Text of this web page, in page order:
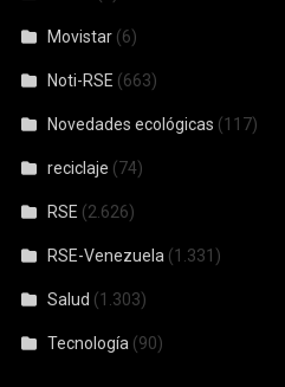
Movistar (6)
Noti-RSE (663)
Novedades ecológicas (117)
reciclaje (74)
RSE (2.626)
RSE-Venezuela (1.331)
Salud (1.303)
Tecnología (90)